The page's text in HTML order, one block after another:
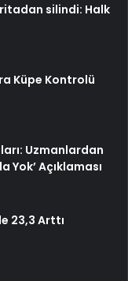
silindi: Halk
Küpe Kontrolü
Uzmanlardan
Yok’ Açıklaması
23,3 Arttı